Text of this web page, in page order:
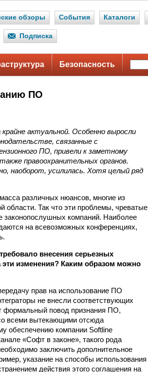
обзоры События Каталоги
Подписка
Безопасность
ПО
актуальной. Особенно выросли
связанные с
ПО, привели к заметному
правоохранительных органов.
наоборот, усилилась. Хотя целый ряд
различных нюансов, многие из
области. Так что эти проблемы, чреватые
законопослушных компаний. Наиболее
на всевозможных конференциях,
внесения серьезных
эти изменения? Каким образом можно
прав на использование ПО
не внесли соответствующих
формальный повод признания ПО,
всеми вытекающими отсюда
обеспечению компании Softline
«Софт в законе», такого рода
заключить дополнительное
указание на способы использования
действия этого соглашения на